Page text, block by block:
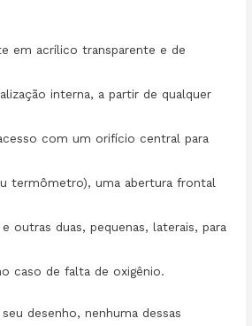
em acrílico transparente e de
interna, a partir de qualquer
com um orifício central para
termômetro), uma abertura frontal
outras duas, pequenas, laterais, para
caso de falta de oxigênio.
desenho, nenhuma dessas